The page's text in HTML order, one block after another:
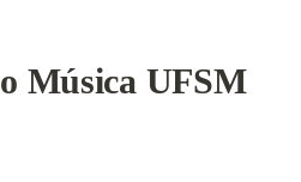
Música UFSM